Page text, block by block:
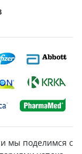
мы поделимся с